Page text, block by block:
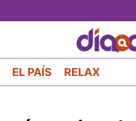
al
EL PAÍS RELAX